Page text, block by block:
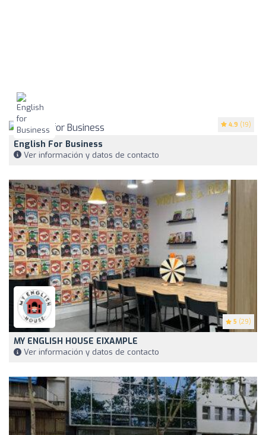
4.9 (19)
English For Business
Ver información y datos de contacto
5 (29)
MY ENGLISH HOUSE EIXAMPLE
Ver información y datos de contacto